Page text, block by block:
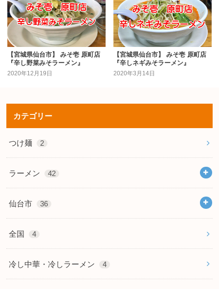
【宮城県仙台市】 みそ壱 原町店
『辛し野菜みそラーメン』
2020年12月19日
【宮城県仙台市】 みそ壱 原町店
『辛しネギみそラーメン』
2020年3月14日
カテゴリー
つけ麺 2
ラーメン 42
仙台市 36
全国 4
冷し中華・冷しラーメン 4